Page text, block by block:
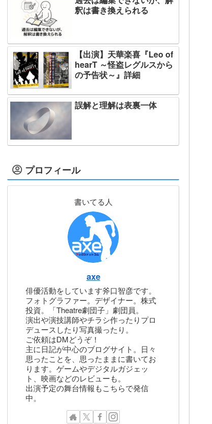
釈は書き換えられる
【出演】天華楽喜『Leo of
hearT ～怪盗レグルスから
の予告状～』詳細
誤解と理解は表裏一体
プロフィール
書いてる人
axe
俳優活動をしています斧口智彦です。
フォトグラファー。デザイナー。株式
投資。「Theatre劇団子」劇団員。
演出や演技講師やチラシ作ったりプロ
デュースしたり写真撮ったり。
ご依頼はDMどうぞ！
主に日記が中心のブログサイト。日々
思ったことを、思ったままに書いてお
ります。ゲームやデジタルガジェッ
ト、映画などのレビューも。
出演予定の舞台情報もこちらで発信
中。